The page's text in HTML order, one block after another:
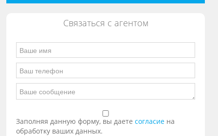
Связаться с агентом
Заполняя данную форму, вы даетесогласие на
обработку ваших данных.